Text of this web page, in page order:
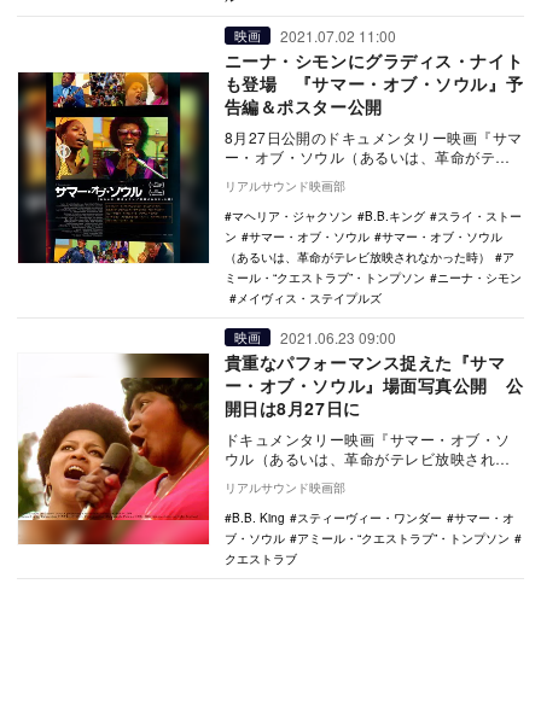
映画 2021.07.02 11:00
ニーナ・シモンにグラディス・ナイト
も登場 『サマー・オブ・ソウル』予
告編＆ポスター公開
8月27日公開のドキュメンタリー映画『サマ
ー・オブ・ソウル（あるいは、革命がテレ
ビ放映されなかった時）』の予告編とポス
タービジュ…
リアルサウンド映画部
マヘリア・ジャクソン
B.B.キング
スライ・ストー
ン
サマー・オブ・ソウル
サマー・オブ・ソウル
（あるいは、革命がテレビ放映されなかった時）
ア
ミール・“クエストラブ”・トンプソン
ニーナ・シモン
メイヴィス・ステイプルズ
映画 2021.06.23 09:00
貴重なパフォーマンス捉えた『サマ
ー・オブ・ソウル』場面写真公開 公
開日は8月27日に
ドキュメンタリー映画『サマー・オブ・ソ
ウル（あるいは、革命がテレビ放映されな
かった時）』の劇場公開日が8月27日に決定
し、あわせ…
リアルサウンド映画部
B.B. King
スティーヴィー・ワンダー
サマー・オ
ブ・ソウル
アミール・“クエストラブ”・トンプソン
クエストラブ